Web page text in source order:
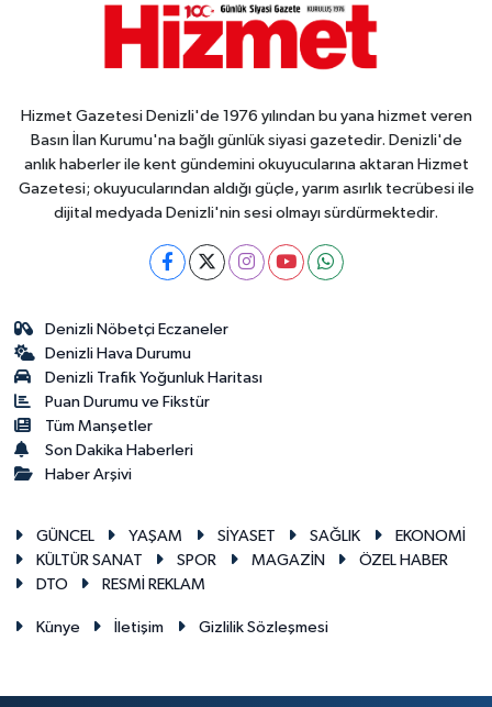
Hizmet Gazetesi Denizli'de 1976 yılından bu yana hizmet veren
Basın İlan Kurumu'na bağlı günlük siyasi gazetedir. Denizli'de
anlık haberler ile kent gündemini okuyucularına aktaran Hizmet
Gazetesi; okuyucularından aldığı güçle, yarım asırlık tecrübesi ile
dijital medyada Denizli'nin sesi olmayı sürdürmektedir.
Denizli Nöbetçi Eczaneler
Denizli Hava Durumu
Denizli Trafik Yoğunluk Haritası
Puan Durumu ve Fikstür
Tüm Manşetler
Son Dakika Haberleri
Haber Arşivi
GÜNCEL YAŞAM SİYASET SAĞLIK
EKONOMİ
KÜLTÜR SANAT
SPOR MAGAZİN
ÖZEL HABER
DTO
RESMİ REKLAM
Künye İletişim Gizlilik Sözleşmesi